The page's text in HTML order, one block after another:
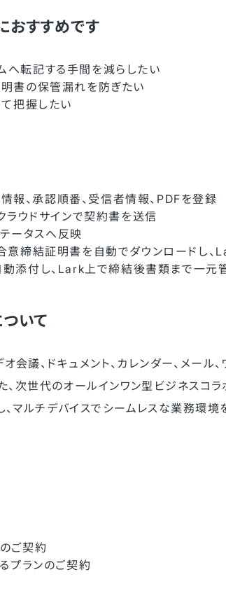
おすすめです
へ転記する手間を減らしたい
書の保管漏れを防ぎたい
把握したい
、承認順番、受信者情報、PDFを登録
ウドサインで契約書を送信
ータスへ反映
意締結証明書を自動でダウンロードし
動添付し、Lark上で締結後書類まで一元
いて
オ会議、ドキュメント、カレンダー、メール
、次世代のオールインワン型ビジネスコ
マルチデバイスでシームレスな業務環境
ご契約
プランのご契約